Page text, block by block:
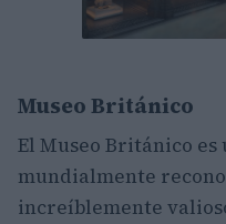
Museo Británico
El Museo Británico
mundialmente
increíblemente